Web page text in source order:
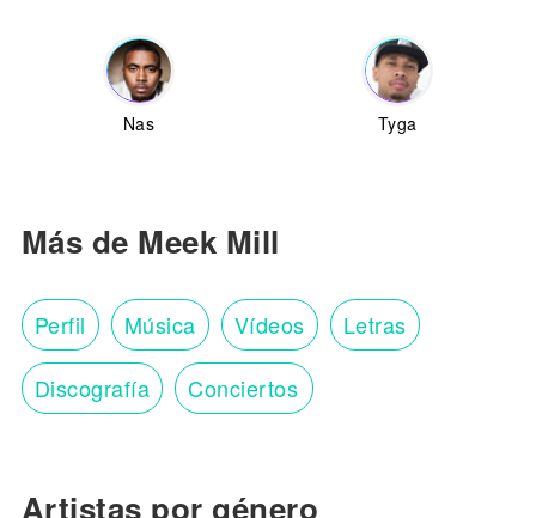
Nas Tyga
Más de Meek Mill
Perfil Música Vídeos Letras
Discografía Conciertos
Artistas por género